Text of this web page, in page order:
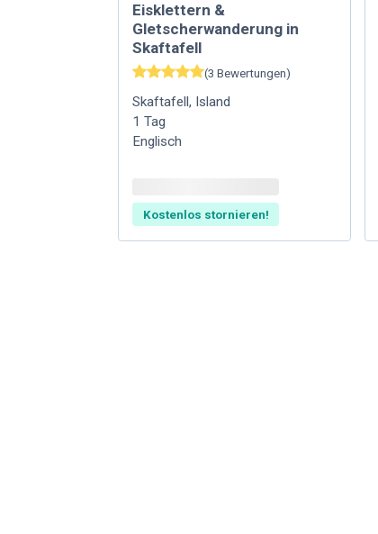
Eisklettern &
Gletscherwanderung in
Skaftafell
(3 Bewertungen)
Skaftafell, Island
1 Tag
Englisch
Kostenlos stornieren!